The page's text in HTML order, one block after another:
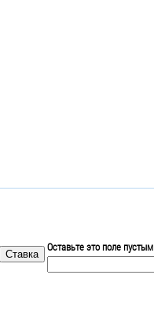
Оставьте это поле пустым